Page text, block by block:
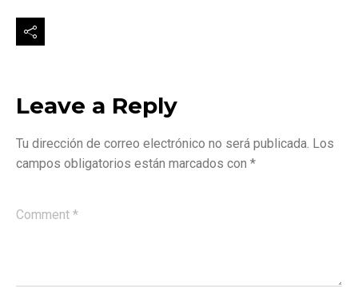
Leave a Reply
Tu dirección de correo electrónico no será publicada. Los
campos obligatorios están marcados con *